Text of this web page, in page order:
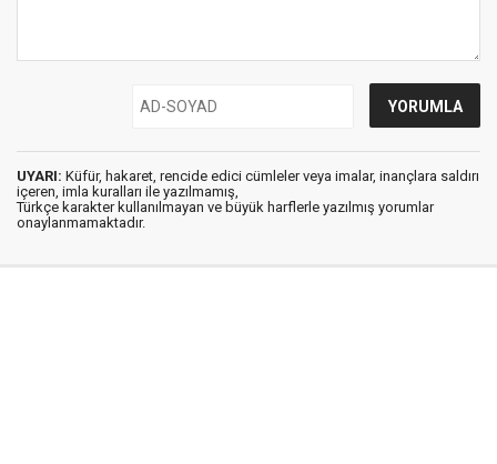
UYARI: Küfür, hakaret, rencide edici cümleler veya imalar, inançlara saldırı
içeren, imla kuralları ile yazılmamış,
Türkçe karakter kullanılmayan ve büyük harflerle yazılmış yorumlar
onaylanmamaktadır.